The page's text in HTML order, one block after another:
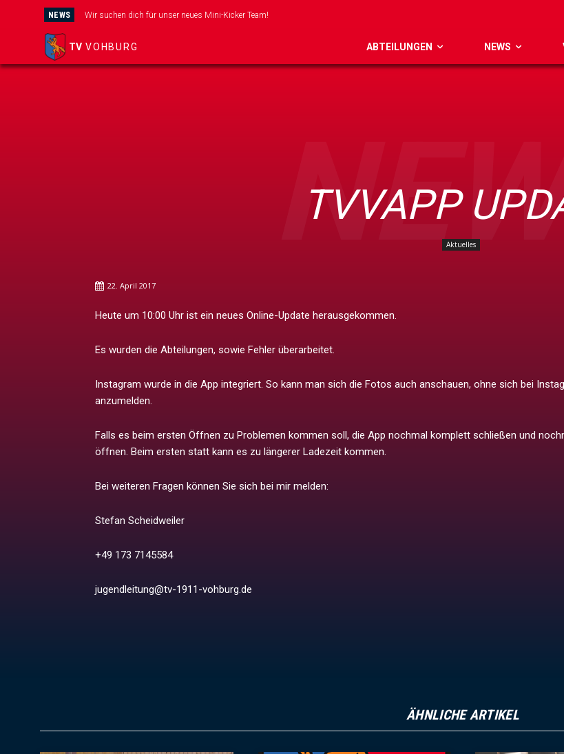
NEWS Wir suchen dich für unser neues Mini-Kicker Team!
TV VOHBURG ABTEILUNGEN NEWS
TVVAPP
Aktuelles
22. April 2017
Heute um 10:00 Uhr ist ein neues Online-Update herausgekommen.
Es wurden die Abteilungen, sowie Fehler überarbeitet.
Instagram wurde in die App integriert. So kann man sich die Fotos auch anschauen, ohne sich bei
anzumelden.
Falls es beim ersten Öffnen zu Problemen kommen soll, die App nochmal komplett schließen und
öffnen. Beim ersten statt kann es zu längerer Ladezeit kommen.
Bei weiteren Fragen können Sie sich bei mir melden:
Stefan Scheidweiler
+49 173 7145584
jugendleitung@tv-1911-vohburg.de
ÄHNLICHE ARTIKEL